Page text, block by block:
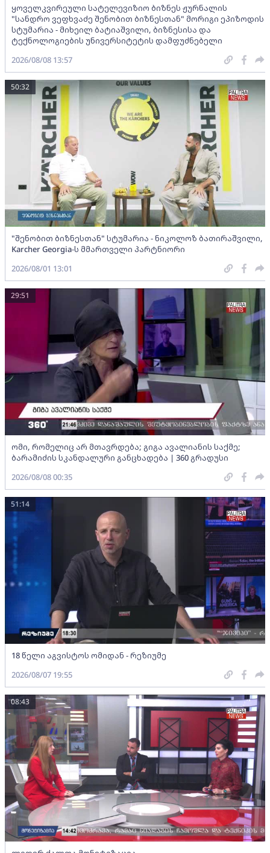
ყოველკვირეული სატელევიზიო ბიზნეს ჟურნალის
"სანდრო ვეფხვაძე შენობით ბიზნესთან" მორიგი ეპიზოდის
სტუმარია - მიხეილ ბატიაშვილი, ბიზნესისა და
ტექნოლოგიების უნივერსიტეტის დამფუძნებელი
2026/08/08 13:57
"შენობით ბიზნესთან" სტუმარია - ნიკოლოზ ბათირაშვილი,
Karcher Georgia-ს მმართველი პარტნიორი
50:32
2026/08/01 13:01
ომი, რომელიც არ მთავრდება; გიგა ავალიანის საქმე;
ბარამიძის სკანდალური განცხადება | 360 გრადუსი
29:51
2026/08/08 00:35
18 წელი აგვისტოს ომიდან - რეზიუმე
51:14
2026/08/07 19:55
08:43